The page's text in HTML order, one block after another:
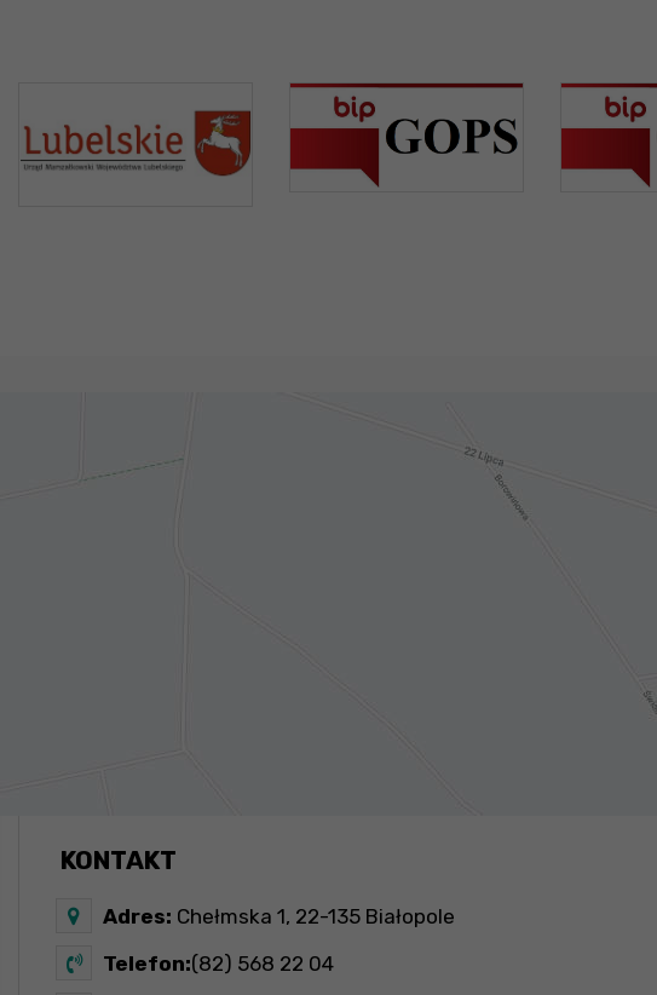
KONTAKT
Adres: Chełmska 1, 22-135 Białopole
Telefon:(82) 568 22 04